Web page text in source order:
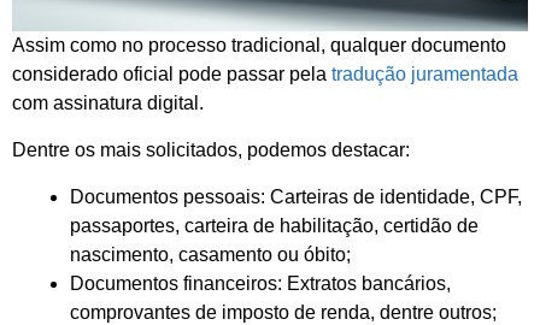
Assim como no processo tradicional, qualquer documento
considerado oficial pode passar pela tradução juramentada
com assinatura digital.
Dentre os mais solicitados, podemos destacar:
Documentos pessoais: Carteiras de identidade, CPF,
passaportes, carteira de habilitação, certidão de
nascimento, casamento ou óbito;
Documentos financeiros: Extratos bancários,
comprovantes de imposto de renda, dentre outros;